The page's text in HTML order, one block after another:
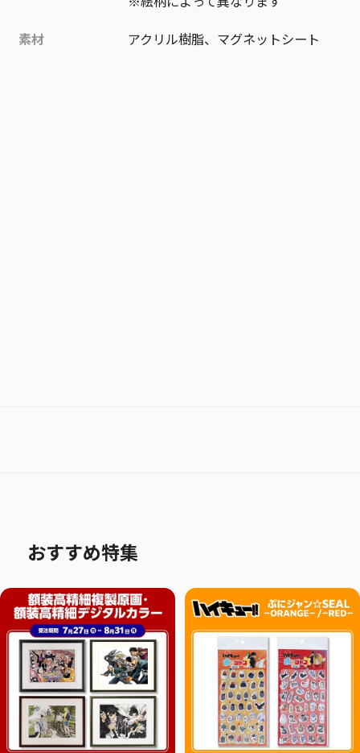
素材
アクリル樹脂、マグネットシート
おすすめ特集